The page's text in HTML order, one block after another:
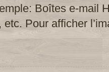
Boîtes e-mail
Pour afficher